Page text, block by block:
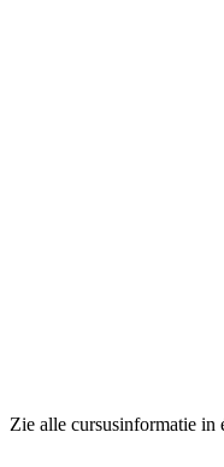
Zie alle cursusinformatie in